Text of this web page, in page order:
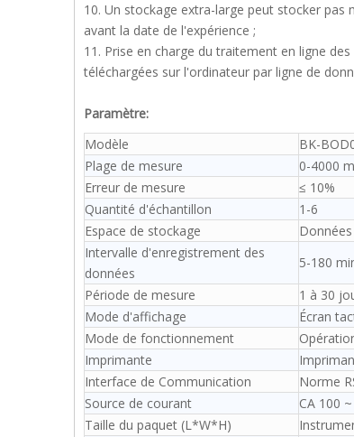
10. Un stockage extra-large peut stocker
avant la date de l'expérience ;
11. Prise en charge du traitement en ligne
téléchargées sur l'ordinateur par ligne de
Paramètre:
Modèle
BK-
Plage de mesure
0-4000
Erreur de mesure
≤ 10%
Quantité d'échantillon
1-6
Espace de stockage
Intervalle d'enregistrement des
données
5-180
Période de mesure
1 à 30
Mode d'affichage
Écran
Mode de fonctionnement
Imprimante
Interface de Communication
Norme
Source de courant
CA 100
Taille du paquet (L*W*H)